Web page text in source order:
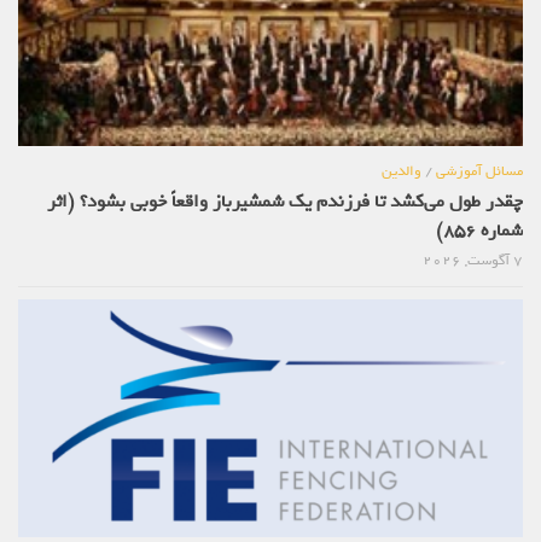
مسائل آموزشی/والدین
چقدر طول می‌کشد تا فرزندم یک شمشیرباز واقعاً خوبی بشود؟ (اثر
شماره 856)